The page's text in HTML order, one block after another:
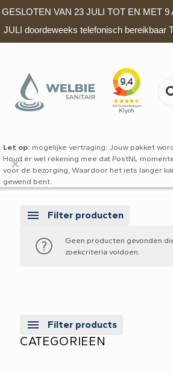
GESLOTEN VAN 23 JULI TOT EN MET 9
JULI doordeweeks telefonisch bereikbaar
Let op: mogelijke vertraging: Jouw pakket
Houd er wel rekening mee dat PostNL
voor de bezorging, Waardoor het iets langer
gewend bent.
✕
Filter producten
Geen producten gevonden
zoekcriteria voldoen.
Filter products
CATEGORIEEN